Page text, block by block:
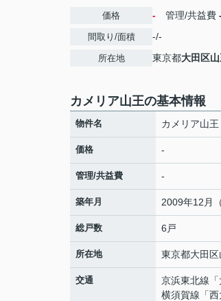
価格 - 管理/共益費
間取り/面積 -/-
所在地 東京都大田区
カメリア山王の基本情報
物件名 カメリア山王
価格 -
管理/共益費 -
築年月 2009年12月
総戸数 6戸
所在地 東京都大田区
交通 京浜東北線 「
横須賀線 「西